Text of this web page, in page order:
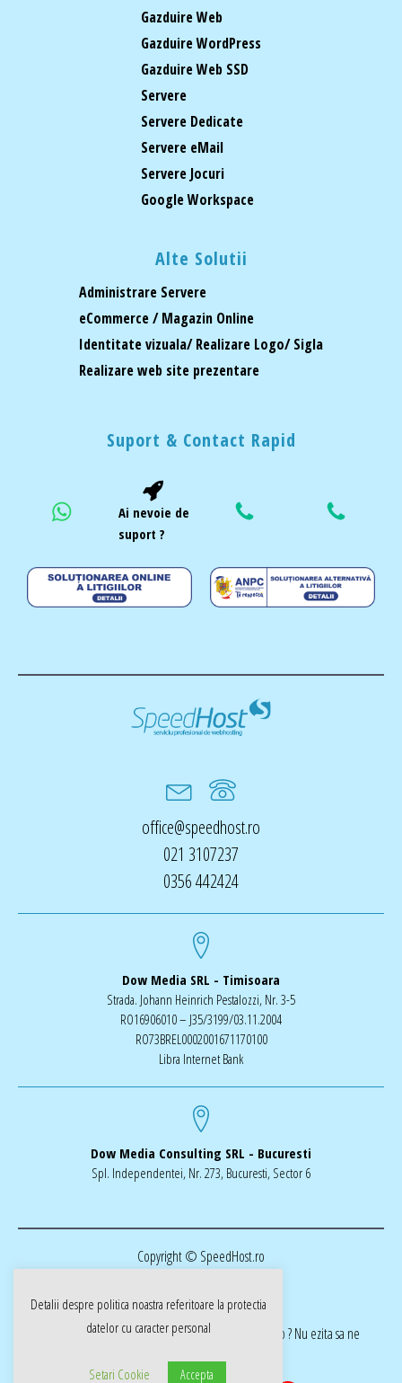
Gazduire Web
Gazduire WordPress
Gazduire Web SSD
Servere
Servere Dedicate
Servere eMail
Servere Jocuri
Google Workspace
Alte Solutii
Administrare Servere
eCommerce / Magazin Online
Identitate vizuala/ Realizare Logo/ Sigla
Realizare web site prezentare
Suport & Contact Rapid
Ai nevoie de
suport ?
office@speedhost.ro
021 3107237
0356 442424
Dow Media SRL - Timisoara
Strada. Johann Heinrich Pestalozzi, Nr. 3-5
RO16906010 – J35/3199/03.11.2004
RO73BREL0002001671170100
Libra Internet Bank
Dow Media Consulting SRL - Bucuresti
Spl. Independentei, Nr. 273, Bucuresti, Sector 6
Copyright © SpeedHost.ro
realizat de Dow Media | ai nevoie de o pagina web ? Nu ezita sa ne
Detalii despre politica noastra referitoare la protectia
datelor cu caracter personal
Setari Cookie Accepta